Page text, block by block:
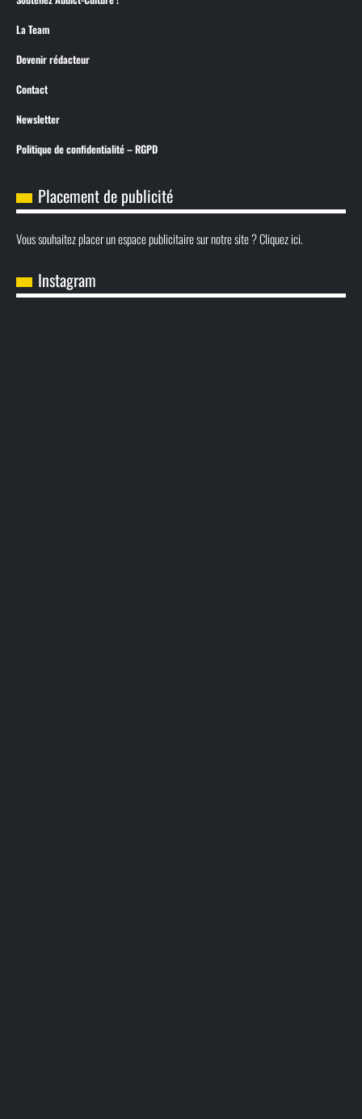
La Team
Devenir rédacteur
Contact
Newsletter
Politique de confidentialité – RGPD
Placement de publicité
Vous souhaitez placer un espace publicitaire sur notre site ? Cliquez ici.
Instagram